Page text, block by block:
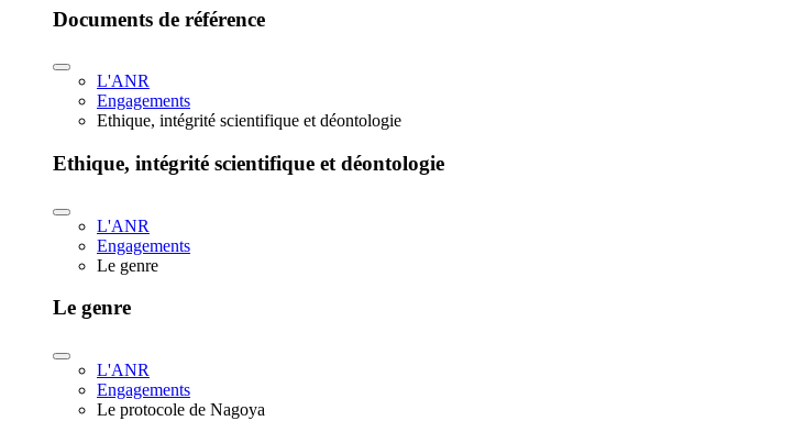
Documents de référence
L'ANR
Engagements
Ethique, intégrité scientifique et déontologie
Ethique, intégrité scientifique et déontologie
L'ANR
Engagements
Le genre
Le genre
L'ANR
Engagements
Le protocole de Nagoya